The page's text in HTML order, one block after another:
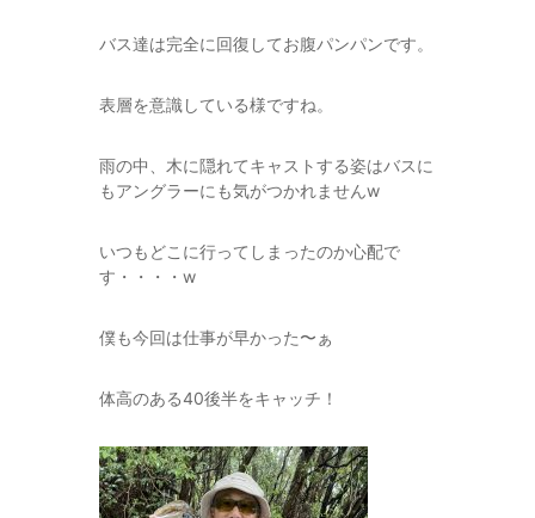
バス達は完全に回復してお腹パンパンです。
表層を意識している様ですね。
雨の中、木に隠れてキャストする姿はバスに
もアングラーにも気がつかれませんw
いつもどこに行ってしまったのか心配で
す・・・・w
僕も今回は仕事が早かった〜ぁ
体高のある40後半をキャッチ！